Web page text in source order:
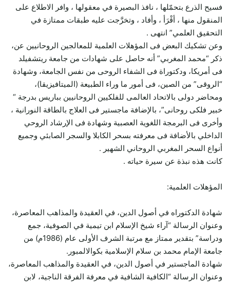
فسيح الذرع بتحمّلها ، نافذ البصيرة في معقولها ، وافر الاطلاع على
المنقول منها ، أقْرَأ ، وأفاد ، وتخرَّجت عليه طبقات ممتازة في
التحقيق العلمي” انتهى .
وعن تشكيك البعض فى المؤهلات العلمية للمعالجين الروحانيين عن،
ذكر “محمد المغربي” أنه حاصل على شهادات من جامعة ريتشفيلد
فى أمريكا، ودكتوراة فى الشفاء الروحى من نفس الجامعة، وشهادة
“الروقى” من الصين، فى أمور ما وراء الطبيعة (الميتافيزيقا)،
ومحاضر دولى بالاتحاد العالمى للفلكيين الروحانيين بباريس بدرجة “
خبير فلكى روحانى”، بالإضافة ماجستير فى العلاج بالطاقة النورانية ،
وأخرى فى البرمجة اللغوية العصبية وشهادة فى الإرشاد الروحي
الداخلي بالأضافة فى معرفته بسحر الكابلا والسجر الصابئي وجميع
أنواع السحر المغربي الروحاني الشهير .
كانت هذه نبذة عن سيرة حياته .
المؤهلات العلمية:
شهادة الدكتوراه في أصول الدين، في العقيدة والمذاهب المعاصرة،
وعنوان الرسالة “آراء شيخ الإسلام ابن تيمية في الصوفية، جمع
ودراسة” بتقدير ممتاز مع مرتبة الشرف الأولى عام (1986م) من
جامعة الإمام محمد بن سلام الإسلامية بكوالالمبور.
شهادة الماجستير في أصول الدين، في العقيدة والمذاهب المعاصرة،
وعنوان الرسالة “الكافية الشافية في معرفة الفرقة الناجية، لابن